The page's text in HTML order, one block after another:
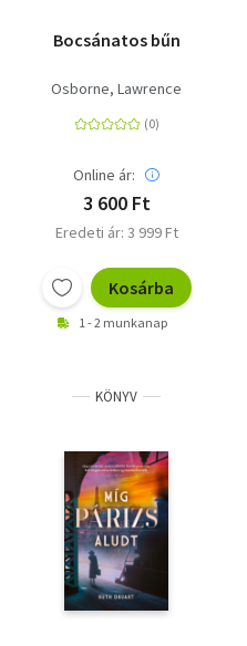
Bocsánatos bűn
Osborne, Lawrence
Online ár:
3 600 Ft
Eredeti ár: 3 999 Ft
Kosárba
1 - 2 munkanap
KÖNYV